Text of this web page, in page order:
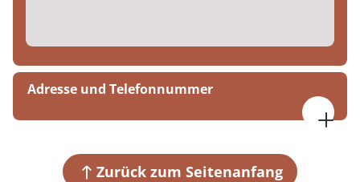
Adresse und Telefonnummer
47929 GrefrathZurück zum Seitenanfang